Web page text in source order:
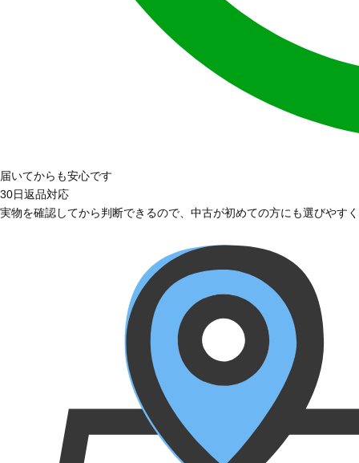
届いてからも安心です
30日返品対応
実物を確認してから判断できるので、中古が初めての方にも選びやす